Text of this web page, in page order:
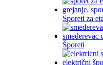
Sporeti za
Šporeti